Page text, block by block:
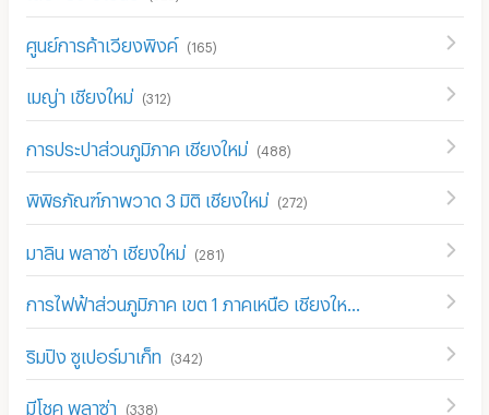
ศูนย์การค้าเวียงพิงค์ (165)
เมญ่า เชียงใหม่ (312)
การประปาส่วนภูมิภาค เชียงใหม่ (488)
พิพิธภัณฑ์ภาพวาด 3 มิติ เชียงใหม่ (272)
มาลิน พลาซ่า เชียงใหม่ (281)
ริมปิง ซูเปอร์มาเก็ท (342)
มีโชค พลาซ่า (338)